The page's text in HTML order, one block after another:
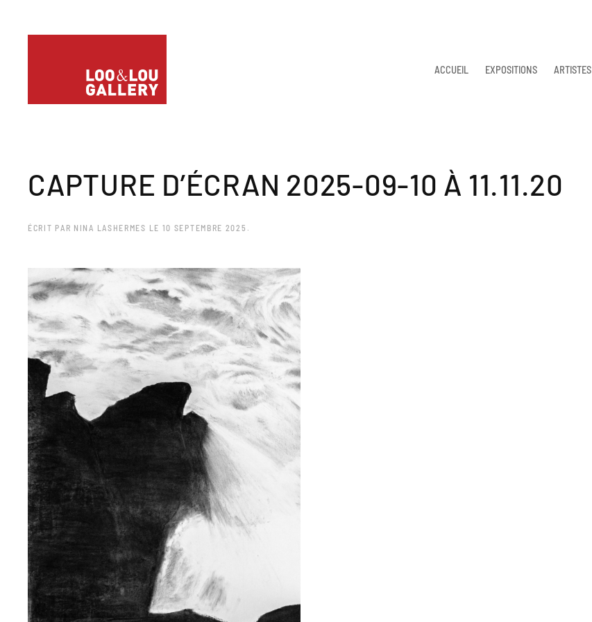
ACCUEIL EXPOSITIONS ARTISTES
CAPTURE D’ÉCRAN 2025-09-10 À 11.11.20
ÉCRIT PAR NINA LASHERMES LE 10 SEPTEMBRE 2025 .